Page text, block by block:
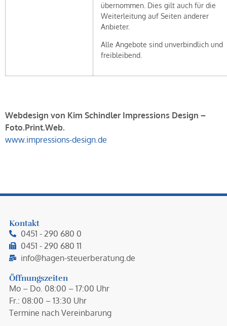
übernommen. Dies gilt auch für die
Weiterleitung auf Seiten anderer
Anbieter.
Alle Angebote sind unverbindlich und
freibleibend.
Webdesign von Kim Schindler Impressions Design –
Foto.Print.Web.
www.impressions-design.de
Kontakt
0451 - 290 680 0
0451 - 290 680 11
info@hagen-steuerberatung.de
Öffnungszeiten
Mo – Do. 08:00 – 17:00 Uhr
Fr.: 08:00 – 13:30 Uhr
Termine nach Vereinbarung